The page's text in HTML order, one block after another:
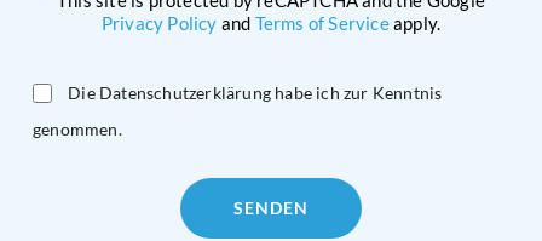
Privacy Policy and Terms of Serviceapply.
Die Datenschutzerklärung habe ich zur Kenntnis
genommen.